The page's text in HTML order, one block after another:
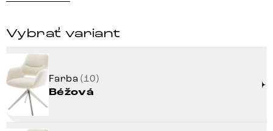
Vybrať variant
Farba(10)
Béžová